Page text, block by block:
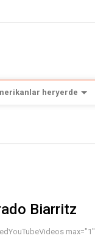
heryerde
Biarritz
max="1"